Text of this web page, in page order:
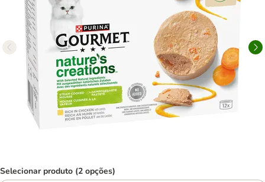
Selecionar produto (2 opções)